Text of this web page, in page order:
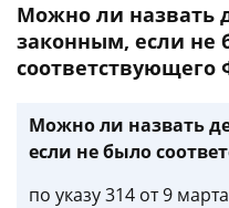
Можно ли назвать
законным, если не
соответствующего
Можно ли назвать
если не было
по указу 314 от 9